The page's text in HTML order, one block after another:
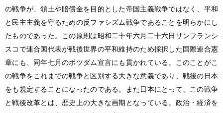
の戦争が、領土や賠償金を目的とした帝国主義戦争ではなく、平和
と民主主義を守るための反ファシズム戦争であることを明らかにし
たものであった。この原則は昭和二十年六月二十六日サンフランシ
スコで連合国代表が戦後世界の平和維持のため採択した国際連合憲
章にも、同年七月のポツダム宣言にも貫かれている。このことがこ
の戦争をこれまでの戦争と区別する大きな意義であり、戦後の日本
をも規定することになったのである。また日本にとって、この戦争
と戦後改革とは、歴史上の大きな画期となっている。政治・経済を